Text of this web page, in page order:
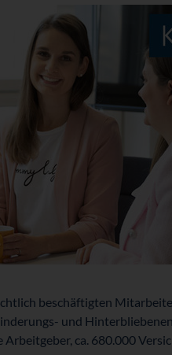
beschäftigten
und
ca. 680.000